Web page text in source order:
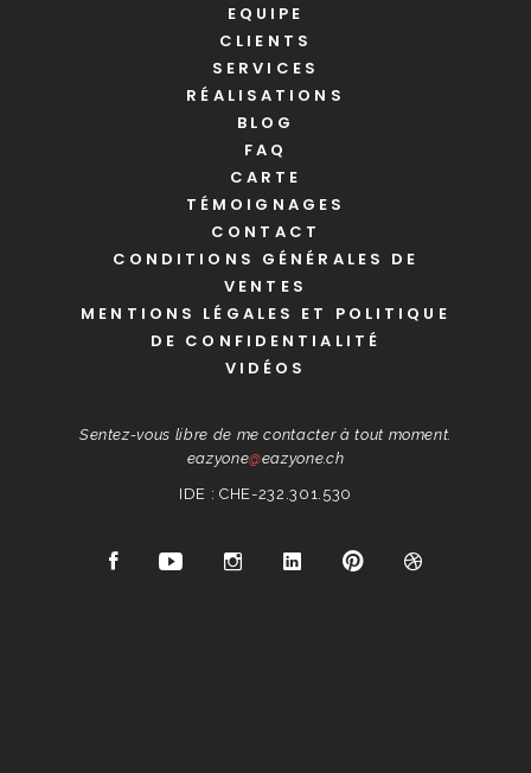
EQUIPE
CLIENTS
SERVICES
RÉALISATIONS
BLOG
FAQ
CARTE
TÉMOIGNAGES
CONTACT
CONDITIONS GÉNÉRALES DE
VENTES
MENTIONS LÉGALES ET POLITIQUE
DE CONFIDENTIALITÉ
VIDÉOS
Sentez-vous libre de me contacter à tout moment.
eazyone@eazyone.ch
IDE : CHE-232.301.530